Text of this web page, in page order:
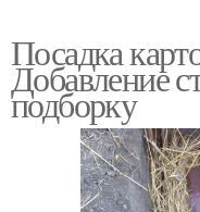
Посадка
Добавление
подборку